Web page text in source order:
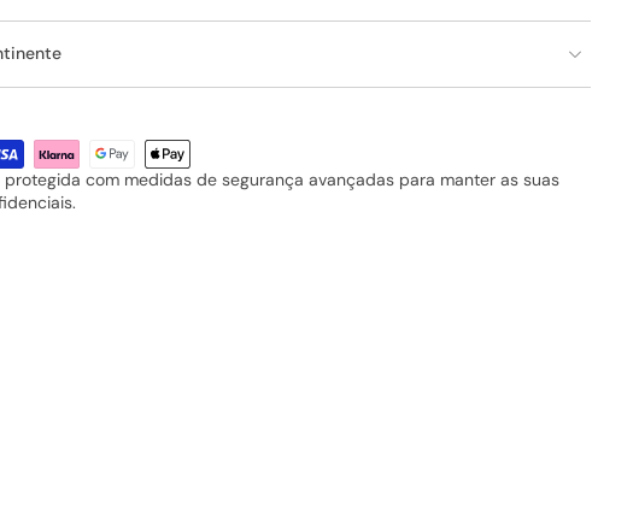
com medidas de segurança avançadas para manter as suas